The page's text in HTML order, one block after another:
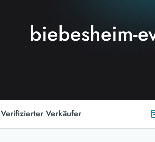
biebesheim-
Verifizierter Verkäufer